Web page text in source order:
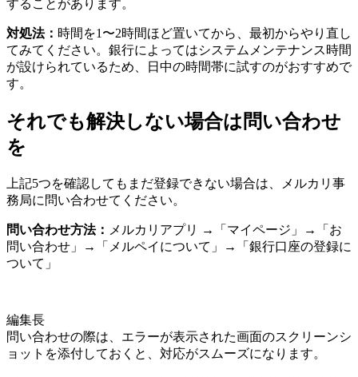
することがあります。
対処法： 時間を1〜2時間ほど置いてから、最初からやり直し
てみてください。銀行によってはシステムメンテナンス時間
が設けられているため、日中の時間帯に試すのがおすすめで
す。
それでも解決しない場合は問い合わせ
を
上記5つを確認してもまだ登録できない場合は、メルカリ事
務局に問い合わせてください。
問い合わせ方法： メルカリアプリ →「マイページ」→「お
問い合わせ」→「メルペイについて」→「銀行口座の登録に
ついて」
編集長
問い合わせの際は、エラーが表示された画面のスクリーンシ
ョットを添付しておくと、対応がスムーズになります。